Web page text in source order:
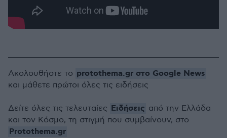
Ακολουθήστε το protothema.gr στο Google News
και μάθετε πρώτοι όλες τις ειδήσεις
Δείτε όλες τις τελευταίες Ειδήσεις από την Ελλάδα
και τον Κόσμο, τη στιγμή που συμβαίνουν, στο
Protothema.gr